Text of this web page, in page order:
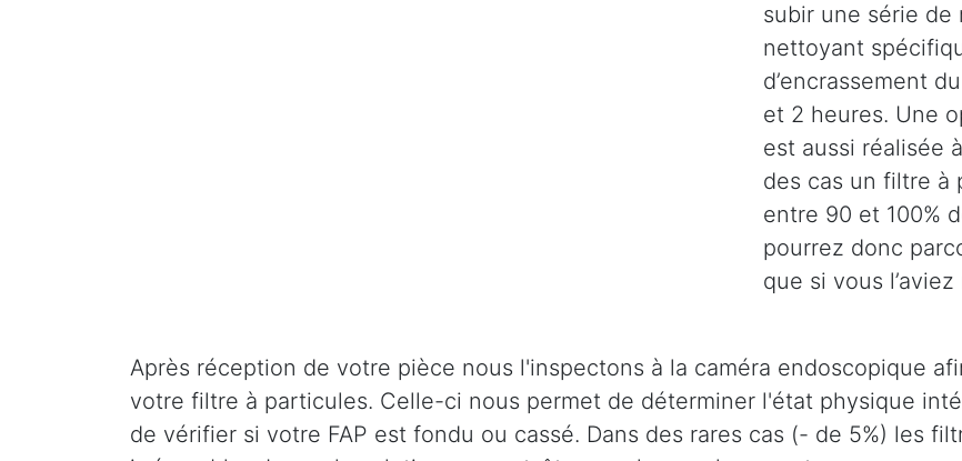
subir une série de
nettoyant
d’encrassement
et 2 heures. Une
est aussi réalisée
des cas un filtre à
entre 90 et 100%
pourrez donc
que si vous
Après réception de votre pièce nous l'inspectons à la caméra endoscopique
votre filtre à particules. Celle-ci nous permet de déterminer l'état physique
de vérifier si votre FAP est fondu ou cassé. Dans des rares cas (- de 5%) les